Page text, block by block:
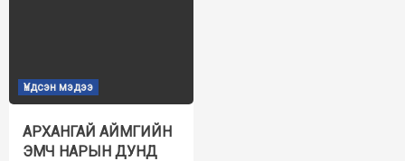
Үндсэн мэдээ
АРХАНГАЙ АЙМГИЙН
ЭМЧ НАРЫН ДУНД